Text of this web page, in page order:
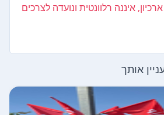
איננה רלוונטית ונועדה לצרכים
אותך